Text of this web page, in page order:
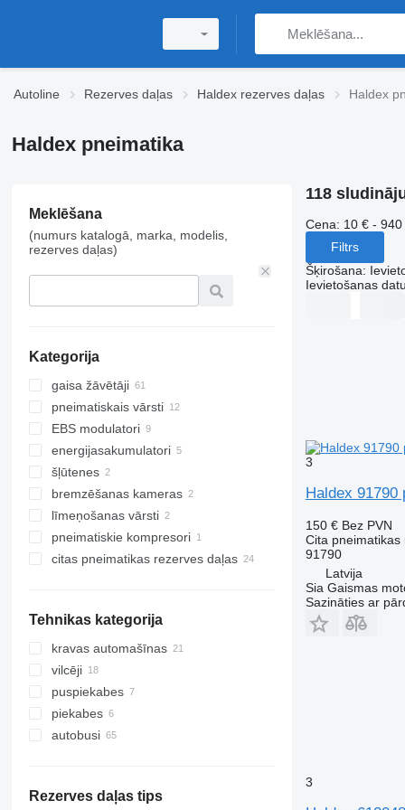
Autoline Rezerves daļas Haldex rezerves daļas Haldex
Haldex pneimatika
Meklēšana
(numurs katalogā, marka, modelis,
rezerves daļas)
Kategorija
gaisa žāvētāji
pneimatiskais vārsti
EBS modulatori
energijasakumulatori
šļūtenes
bremzēšanas kameras
līmeņošanas vārsti
pneimatiskie kompresori
citas pneimatikas rezerves daļas
Tehnikas kategorija
kravas automašīnas
vilcēji
puspiekabes
piekabes
autobusi
Rezerves daļas tips
118
Cena: 10 € - 940
Filtrs
Šķirošana:
Ievietošanas
3
Haldex 91790
150 € Bez PVN
Cita pneimatikas
91790
Latvija
Sia Gaismas
Sazināties ar
3